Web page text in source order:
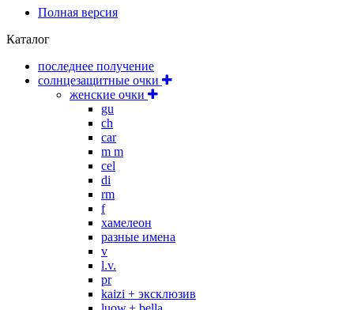
Полная версия
Каталог
последнее получение
солнцезащитные очки
женские очки
gu
ch
car
m m
cel
di
rm
f
хамелеон
разные имена
v
l.v.
pr
kaizi + эксклюзив